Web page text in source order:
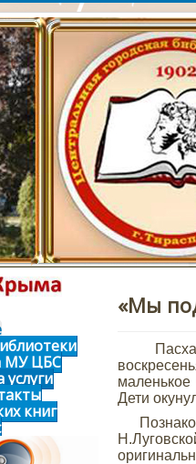
МУ ЦБС
книг
«Мы
Пасха,
Дети